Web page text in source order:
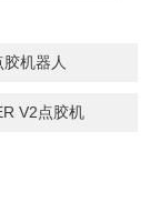
机器人
V2点胶机